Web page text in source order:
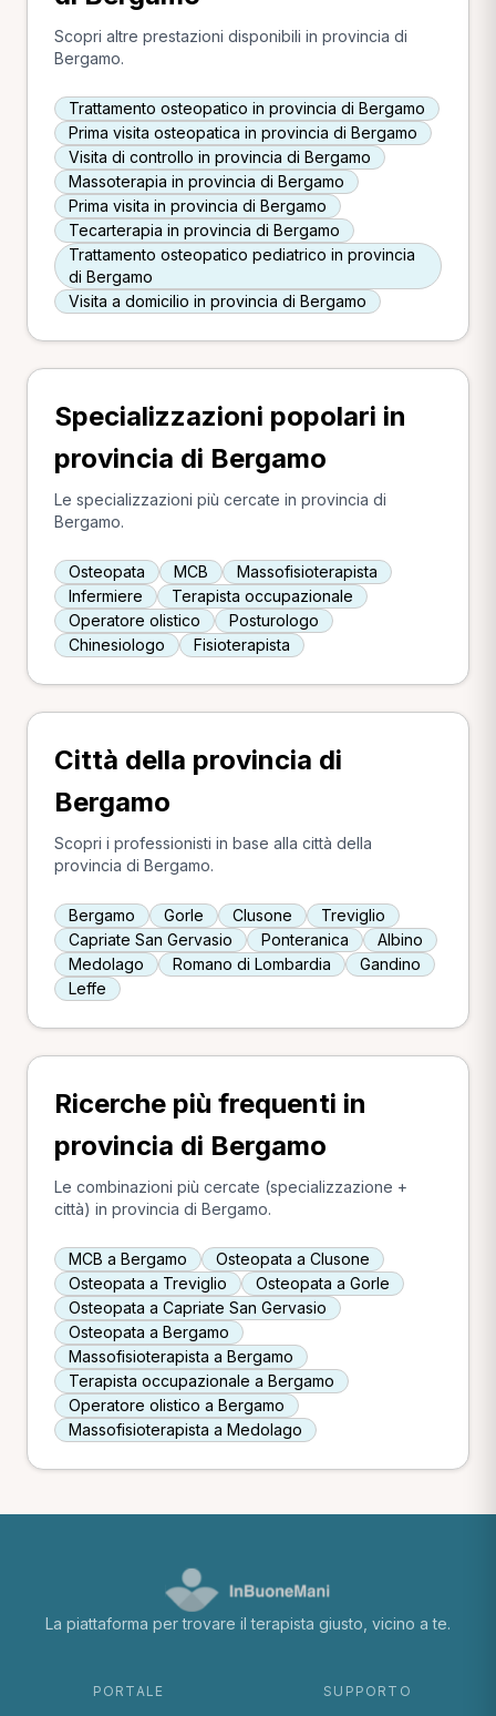
Scopri altre prestazioni disponibili in provincia di
Bergamo.
Trattamento osteopatico in provincia di Bergamo
Prima visita osteopatica in provincia di Bergamo
Visita di controllo in provincia di Bergamo
Massoterapia in provincia di Bergamo
Prima visita in provincia di Bergamo
Tecarterapia in provincia di Bergamo
Trattamento osteopatico pediatrico in provincia
di Bergamo
Visita a domicilio in provincia di Bergamo
Specializzazioni popolari in
provincia di Bergamo
Le specializzazioni più cercate in provincia di
Bergamo.
Osteopata MCB
Massofisioterapista
Infermiere
Terapista occupazionale
Operatore olistico
Posturologo
Chinesiologo
Fisioterapista
Città della provincia di
Bergamo
Scopri i professionisti in base alla città della
provincia di Bergamo.
Bergamo Gorle Clusone
Treviglio
Capriate San Gervasio
Ponteranica
Albino
Medolago
Romano di Lombardia
Gandino
Leffe
Ricerche più frequenti in
provincia di Bergamo
Le combinazioni più cercate (specializzazione +
città) in provincia di Bergamo.
MCB a Bergamo
Osteopata a Clusone
Osteopata a Treviglio
Osteopata a Gorle
Osteopata a Capriate San Gervasio
Osteopata a Bergamo
Massofisioterapista a Bergamo
Terapista occupazionale a Bergamo
Operatore olistico a Bergamo
Massofisioterapista a Medolago
La piattaforma per trovare il terapista giusto, vicino a te.
PORTALE SUPPORTO